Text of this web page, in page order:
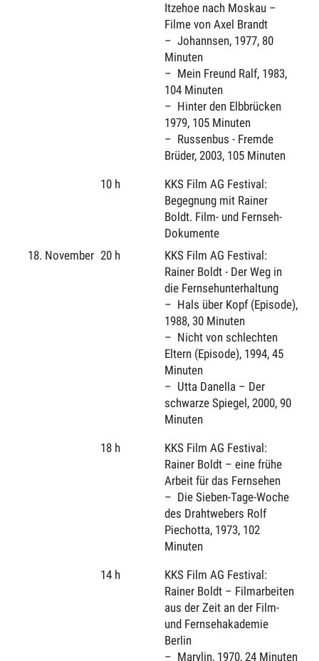
Itzehoe nach Moskau –
Filme von Axel Brandt
Johannsen, 1977, 80
Minuten
Mein Freund Ralf, 1983,
104 Minuten
Hinter den Elbbrücken
1979, 105 Minuten
Russenbus - Fremde
Brüder, 2003, 105 Minuten
10 h
KKS Film AG Festival:
Begegnung mit Rainer
Boldt. Film- und Fernseh-
Dokumente
18. November 20 h
KKS Film AG Festival:
Rainer Boldt - Der Weg in
die Fernsehunterhaltung
Hals über Kopf (Episode),
1988, 30 Minuten
Nicht von schlechten
Eltern (Episode), 1994, 45
Minuten
Utta Danella – Der
schwarze Spiegel, 2000, 90
Minuten
18 h
KKS Film AG Festival:
Rainer Boldt – eine frühe
Arbeit für das Fernsehen
Die Sieben-Tage-Woche
des Drahtwebers Rolf
Piechotta, 1973, 102
Minuten
14 h
KKS Film AG Festival:
Rainer Boldt – Filmarbeiten
aus der Zeit an der Film-
und Fernsehakademie
Berlin
Marylin, 1970, 24 Minuten